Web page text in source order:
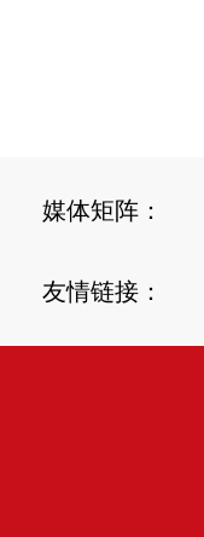
媒体矩阵：
友情链接：